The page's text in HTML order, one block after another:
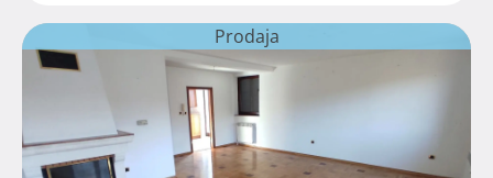
Prodaja